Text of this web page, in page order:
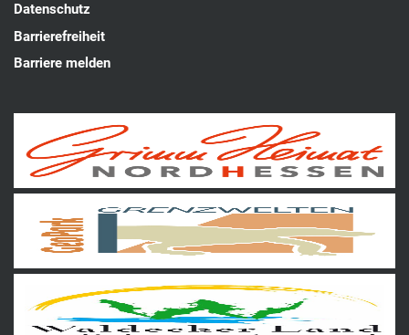
Datenschutz
Barrierefreiheit
Barriere melden